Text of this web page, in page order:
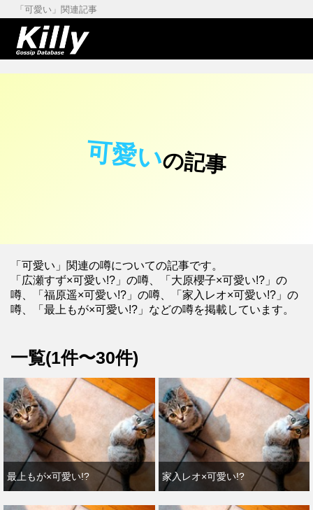
「可愛い」関連記事
可愛いの記事
「可愛い」関連の噂についての記事です。
「広瀬すず×可愛い!?」の噂、「大原櫻子×可愛い!?」の
噂、「福原遥×可愛い!?」の噂、「家入レオ×可愛い!?」の
噂、「最上もが×可愛い!?」などの噂を掲載しています。
一覧(1件〜30件)
最上もが×可愛い!? 家入レオ×可愛い!?